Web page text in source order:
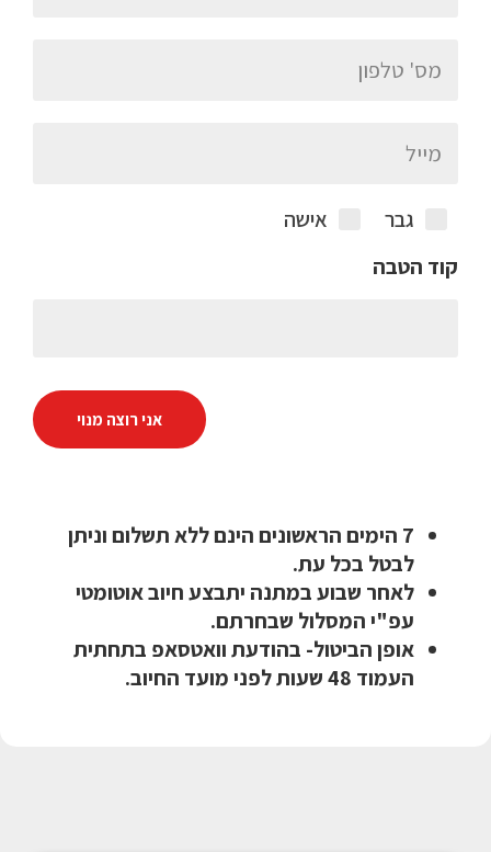
גבר
אישה
קוד הטבה
אני רוצה מנוי
7 הימים הראשונים הינם ללא תשלום וניתן
לבטל בכל עת.
לאחר שבוע במתנה יתבצע חיוב אוטומטי
עפ"י המסלול שבחרתם.
אופן הביטול- בהודעת וואטסאפ בתחתית
העמוד 48 שעות לפני מועד החיוב.